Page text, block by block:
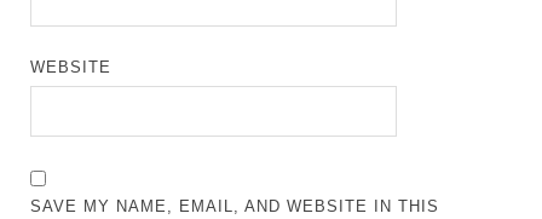
WEBSITE
SAVE MY NAME, EMAIL, AND WEBSITE IN THIS